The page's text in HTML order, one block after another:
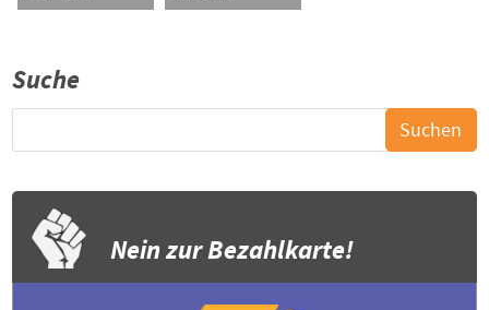
Suche
Nein zur Bezahlkarte!